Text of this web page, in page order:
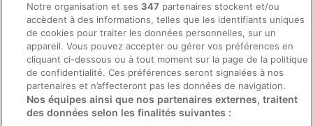
communication
2 nuits à Pradella
Résidence très bien placée. Excellentes prestations pour
un appartement. Seul problème est le manque d'intimité
et bruit au niveau du balcon.
Séjour de 2 nuits en juillet 2023
Notre organisation et ses347 partenaires stockent et/ou
accèdent à des informations, telles que les identifiants uniques
de cookies pour traiter les données personnelles, sur un
appareil. Vous pouvez accepter ou gérer vos préférences en
cliquant ci-dessous ou à tout moment sur la page de la politique
de confidentialité. Ces préférences seront signalées à nos
partenaires et n’affecteront pas les données de navigation.
Nos équipes ainsi que nos partenaires externes, traitent
des données selon les finalités suivantes :